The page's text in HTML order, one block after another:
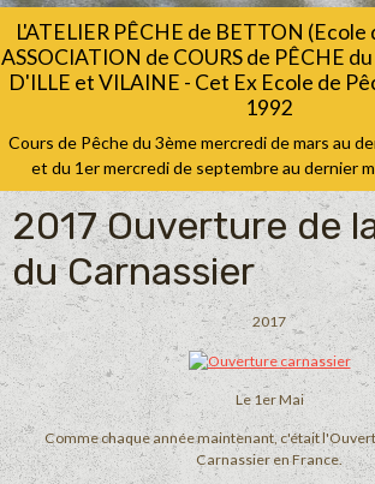
L'ATELIER PÊCHE de BETTON
ASSOCIATION de COURS de PÊCHE
D'ILLE et VILAINE - Cet Ex Ecole de
1992
Cours de Pêche du 3ème mercredi de mars au
et du 1er mercredi de septembre au dernier
2017 Ouverture de
du Carnassier
2017
Le 1er Mai
Comme chaque année maintenant, c'était
Carnassier en France.